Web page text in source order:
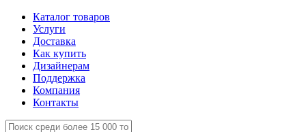
Каталог товаров
Услуги
Доставка
Как купить
Дизайнерам
Поддержка
Компания
Контакты